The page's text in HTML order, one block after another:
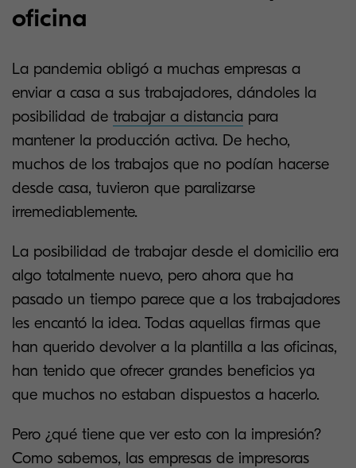
oficina
La pandemia obligó a muchas empresas a
enviar a casa a sus trabajadores, dándoles la
posibilidad de trabajar a distancia para
mantener la producción activa. De hecho,
muchos de los trabajos que no podían hacerse
desde casa, tuvieron que paralizarse
irremediablemente.
La posibilidad de trabajar desde el domicilio era
algo totalmente nuevo, pero ahora que ha
pasado un tiempo parece que a los trabajadores
les encantó la idea. Todas aquellas firmas que
han querido devolver a la plantilla a las oficinas,
han tenido que ofrecer grandes beneficios ya
que muchos no estaban dispuestos a hacerlo.
Pero ¿qué tiene que ver esto con la impresión?
Como sabemos, las empresas de impresoras